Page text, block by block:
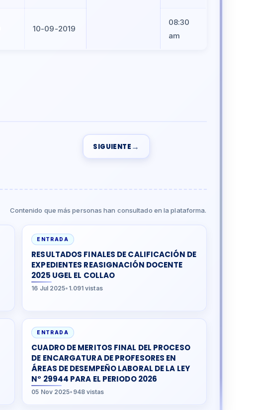
10-09-2019
08:30
am
SIGUIENTE →
Contenido que más personas han consultado en la plataforma.
ENTRADA
RESULTADOS FINALES DE CALIFICACIÓN DE
EXPEDIENTES REASIGNACIÓN DOCENTE
2025 UGEL EL COLLAO
16 Jul 2025• 1.091 vistas
ENTRADA
CUADRO DE MERITOS FINAL DEL PROCESO
DE ENCARGATURA DE PROFESORES EN
ÁREAS DE DESEMPEÑO LABORAL DE LA LEY
N° 29944 PARA EL PERIODO 2026
05 Nov 2025• 948 vistas